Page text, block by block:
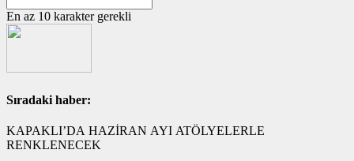
En az 10 karakter gerekli
Sıradaki haber:
KAPAKLI’DA HAZİRAN AYI ATÖLYELERLE
RENKLENECEK